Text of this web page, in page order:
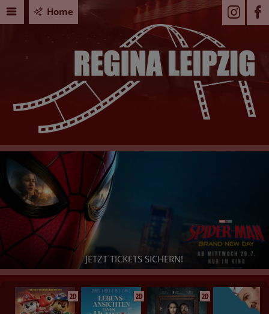
Home
PAW PATROL: DER DINO FILM
Seid Ihr bereit für ein dino-starkes Abenteuer? -
Euch jetzt Eure Tickets!
2D 2D 2D